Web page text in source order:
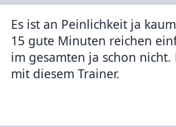
Es ist an Peinlichkeit ja
15 gute Minuten reichen
im gesamten ja schon nicht.
mit diesem Trainer.